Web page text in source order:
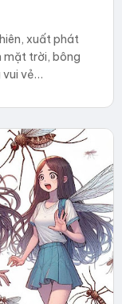
xuất phát
mặt trời, bông
vui vẻ…